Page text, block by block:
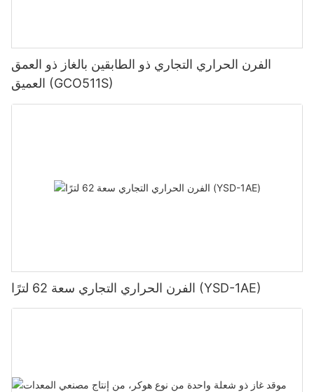
الفرن الحراري التجاري ذو الطابقين بالغاز ذو العمق
العميق (GCO511S)
الفرن الحراري التجاري سعة 62 لترًا (YSD-1AE)